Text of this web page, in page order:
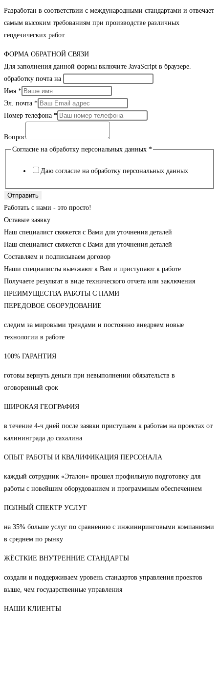
Разработан в соответствии с международными стандартами и отвечает
самым высоким требованиям при производстве различных
геодезических работ.
ФОРМА ОБРАТНОЙ СВЯЗИ
Для заполнения данной формы включите JavaScript в браузере.
обработку почта на
Имя *
Эл. почта *
Номер телефона *
Вопрос
Согласие на обработку персональных данных *
Даю согласие на обработку персональных данных
Отправить
Работать с нами - это просто!
Оставьте заявку
Наш специалист свяжется с Вами для уточнения деталей
Наш специалист свяжется с Вами для уточнения деталей
Составляем и подписываем договор
Наши специалисты выезжают к Вам и приступают к работе
Получаете результат в виде технического отчета или заключения
ПРЕИМУЩЕСТВА РАБОТЫ С НАМИ
ПЕРЕДОВОЕ ОБОРУДОВАНИЕ
следим за мировыми трендами и постоянно внедряем новые
технологии в работе
100% ГАРАНТИЯ
готовы вернуть деньги при невыполнении обязательств в
оговоренный срок
ШИРОКАЯ ГЕОГРАФИЯ
в течение 4-ч дней после заявки приступаем к работам на проектах от
калининграда до сахалина
ОПЫТ РАБОТЫ И КВАЛИФИКАЦИЯ ПЕРСОНАЛА
каждый сотрудник «Эталон» прошел профильную подготовку для
работы с новейшим оборудованием и программным обеспечением
ПОЛНЫЙ СПЕКТР УСЛУГ
на 35% больше услуг по сравнению с инжиниринговыми компаниями
в среднем по рынку
ЖЁСТКИЕ ВНУТРЕННИЕ СТАНДАРТЫ
создали и поддерживаем уровень стандартов управления проектов
выше, чем государственные управления
НАШИ КЛИЕНТЫ